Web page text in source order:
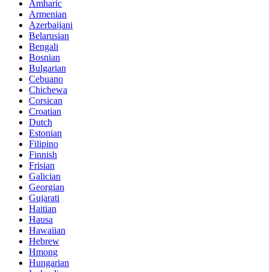
Amharic
Armenian
Azerbaijani
Belarusian
Bengali
Bosnian
Bulgarian
Cebuano
Chichewa
Corsican
Croatian
Dutch
Estonian
Filipino
Finnish
Frisian
Galician
Georgian
Gujarati
Haitian
Hausa
Hawaiian
Hebrew
Hmong
Hungarian